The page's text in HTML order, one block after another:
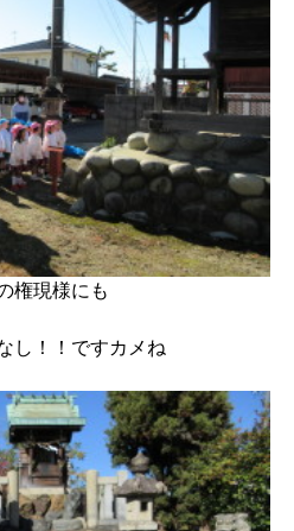
権現様にも
し！！ですカメね